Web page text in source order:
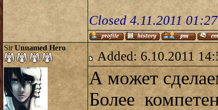
Closed 4.11.2011
SirUnnamed Hero
Added: 6.10.2011
А может
Более